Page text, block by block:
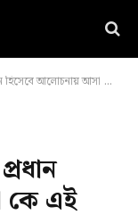
আসা কে এই সুশীলা কার্কি
কে এই